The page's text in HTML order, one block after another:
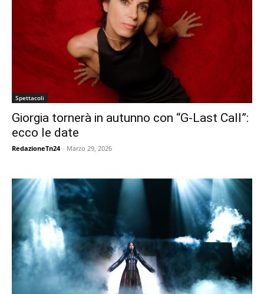
Spettacoli
Giorgia tornerà in autunno con “G-Last Call”:
ecco le date
RedazioneTn24 - Marzo 29, 2026